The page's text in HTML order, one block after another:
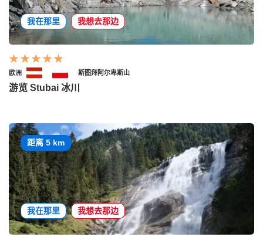
我在那里 我想去那边
欧洲 斯图拜阿尔卑斯山
游览 Stubai 冰川
距离 5 km
我在那里 我想去那边